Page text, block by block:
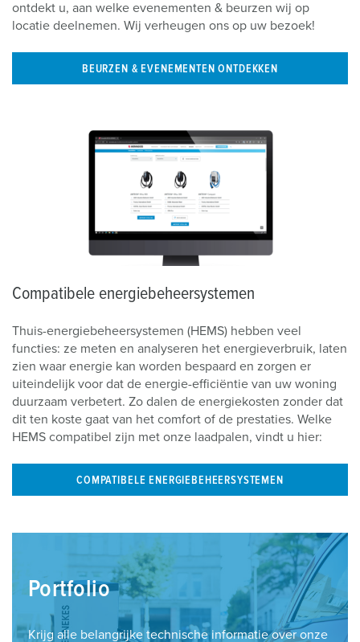
ontdekt u, aan welke evenementen & beurzen wij op
locatie deelnemen. Wij verheugen ons op uw bezoek!
BEURZEN & EVENEMENTEN ONTDEKKEN
Compatibele energiebeheersystemen
Thuis-energiebeheersystemen (HEMS) hebben veel
functies: ze meten en analyseren het energieverbruik, laten
zien waar energie kan worden bespaard en zorgen er
uiteindelijk voor dat de energie-efficiëntie van uw woning
duurzaam verbetert. Zo dalen de energiekosten zonder dat
dit ten koste gaat van het comfort of de prestaties. Welke
HEMS compatibel zijn met onze laadpalen, vindt u hier:
COMPATIBELE ENERGIEBEHEERSYSTEMEN
Portfolio
Krijg alle belangrijke technische informatie over onze